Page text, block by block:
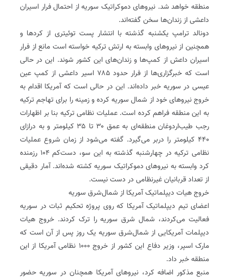
منطقه خواهد شد. نیروهای دموکراتیک سوریه از احتمال فرار اسیران
داعشی از زندا‌ن‌ها سخن گفته‌اند.
دونالد ترامپ یکشنبه گذشته با انتشار پست توئیتری از کردها و
همچنین از نیروهای وابسته به ارتش ترکیه خواسته است مانع از فرار
اسیران داعش از کمپ‌ها و زندان‌های این کشور شوند. این در حالی
است که خبرگزاری‌ها از فرار حدود ۷۸۵ اسیر داعشی از کمپ عین
عیسی در سوریه خبر داده‌اند. این در حالی است که آمریکا اقدام به
خروج نیروهای خود از شمال سوریه کرده و زمینه را برای تهاجم ترکیه
به این منطقه فراهم کرده است. عملیات نظامی ترکیه بنا بر اظهارات
رجب طیب‌اردوغان منطقه‌ای به عمق ۳۰ تا ۳۵ کیلومتر و به درازای
۴۴۰ کیلومتر را دربر می‌گیرد. گفته می‌شود از زمان شروع عملیات
نظامی ترکیه در چهارشنبه گذشته به این سو، دست‌کم ۱۰۴ رزمنده
کرد وابسته به نیروهای دموکراتیک سوریه کشته شده‌اند. آمار دقیقی
از تعداد قربانیان غیرنظامی در دست نیست.
خروج هیات دیپلماتیک آمریکا از شمال‌شرق سوریه
اعضای تیم دیپلماتیک آمریکا که روی پروژه تحکیم ثبات در سوریه
فعالیت می‌کردند، شمال شرق سوریه را ترک کردند. خروج هیات
دیپلمات آمریکایی از شمال‌شرق سوریه یک روز پس از آن است که
مارک اسپر، وزیر دفاع این کشور از خروج ۱۰۰۰ نظامی آمریکا از این
منطقه خبر داد.
منبع مذکور اضافه کرد، نیروهای آمریکا همچنان در سوریه حضور